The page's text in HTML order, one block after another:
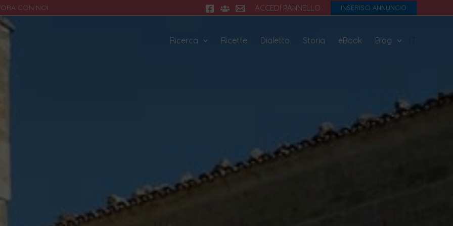
CON NOI ACCEDI PANNELLO INSERISCI ANNUNCIO
Ricerca Ricette Dialetto Storia eBook Blog